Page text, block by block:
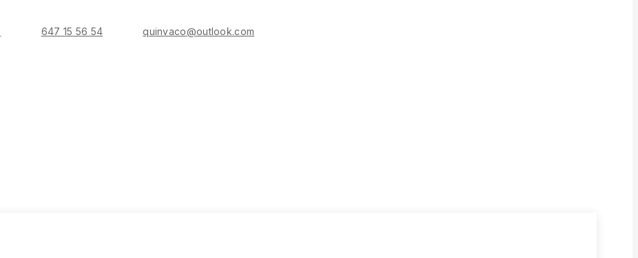
647 15 56 54 quinvaco@outlook.com